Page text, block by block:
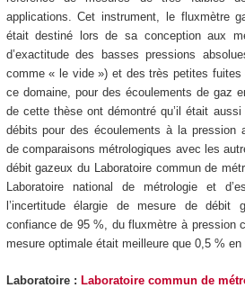
applications. Cet instrument, le fluxmètre
était destiné lors de sa conception aux
d’exactitude des basses pressions
comme « le vide ») et des très petites
ce domaine, pour des écoulements de gaz
de cette thèse ont démontré qu’il était
débits pour des écoulements à la pression
de comparaisons métrologiques avec les
débit gazeux du Laboratoire commun de
Laboratoire national de métrologie et
l’incertitude élargie de mesure de débit
confiance de 95 %, du fluxmètre à pression
mesure optimale était meilleure que 0,5 %
Laboratoire : Laboratoire commun de